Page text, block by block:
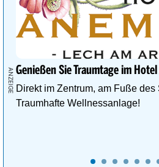
Genießen Sie Traumtage im
Direkt im Zentrum, am Fuße
Traumhafte Wellnessanlage!